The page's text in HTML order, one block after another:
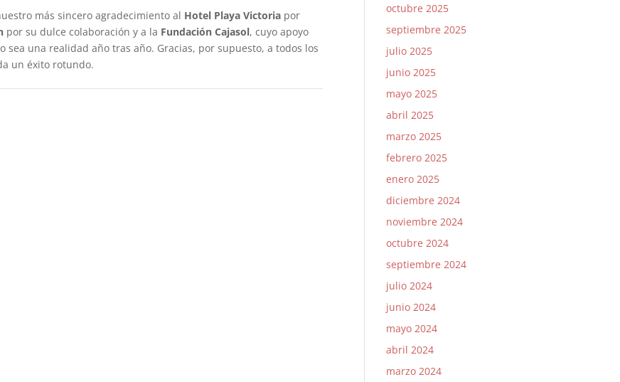
más sincero agradecimiento al Hotel Playa Victoria por
por su dulce colaboración y a la Fundación Cajasol, cuyo apoyo
una realidad año tras año. Gracias, por supuesto, a todos los
un éxito rotundo.
octubre 2025
septiembre 2025
julio 2025
junio 2025
mayo 2025
abril 2025
marzo 2025
febrero 2025
enero 2025
diciembre 2024
noviembre 2024
octubre 2024
septiembre 2024
julio 2024
junio 2024
mayo 2024
abril 2024
marzo 2024